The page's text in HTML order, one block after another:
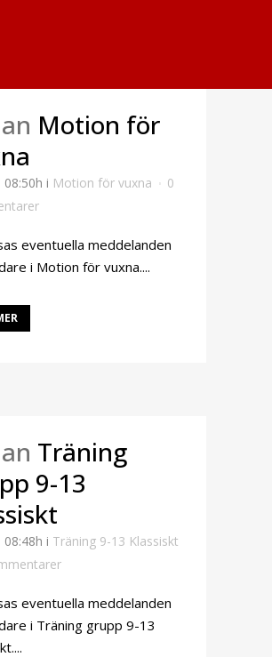
Motion för
08:50h i Motion för vuxna
0
eventuella meddelanden
i Motion för vuxna....
Träning
9-13
08:48h i Träning 9-13 Klassiskt
eventuella meddelanden
i Träning grupp 9-13